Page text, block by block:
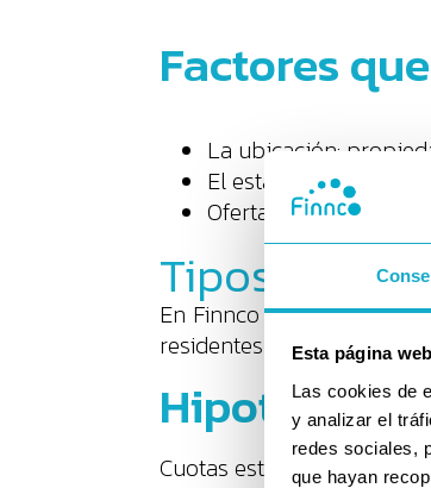
Esta página
Las cookies de
y analizar el
redes sociales,
que hayan
Factores
La ubicación:
El estado legal del
Oferta y demanda:
Tipos de
En Finnco estudiamos tu
residentes, autónomos,
Hipotecas
Cuotas estables durante